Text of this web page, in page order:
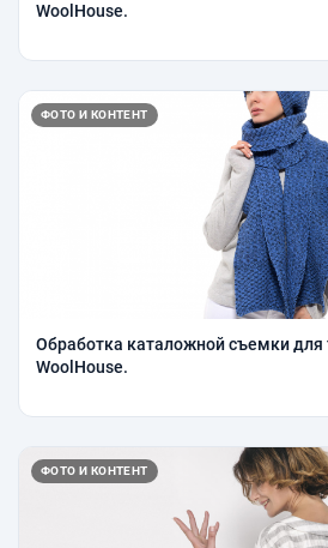
WoolHouse.
ФОТО И КОНТЕНТ
Обработка каталожной съемки для
WoolHouse.
ФОТО И КОНТЕНТ